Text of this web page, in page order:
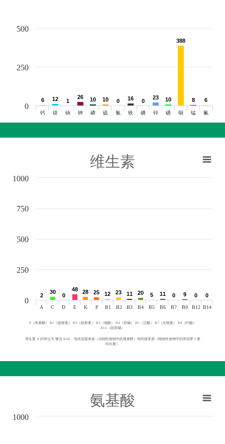
6
6 12
12 1
1
26
26 10
10 10
10 0
0 16
16 0
0
23
23 10
10
388
388
8
8 6
6
钙 镁 钠 钾 磷 硫 氯 铁 碘 锌 硒 铜 锰 氟
0
250
500
维生素
2
2
30
30
0
0
48
48 28
28 25
25 12
12 23
23 11
11 20
20 5
5 11
11 0
0 9
9 0
0 0
0
A C D E K P B1 B2 B3 B4 B5 B6 B7 B9 B12 B14
0
250
500
750
1000
P（类黄酮） B1（硫胺素） B2（核黄素） B3（烟酸） B4（胆碱） B5（泛酸） B7（生物素） B9（叶酸）
B14（甜菜碱）
维生素 A 的单位为 微克 RAE，包括直接来源（动物性食物中的视黄醇）和间接来源（植物性食物中的类胡萝卜素
转化量）
氨基酸
1000